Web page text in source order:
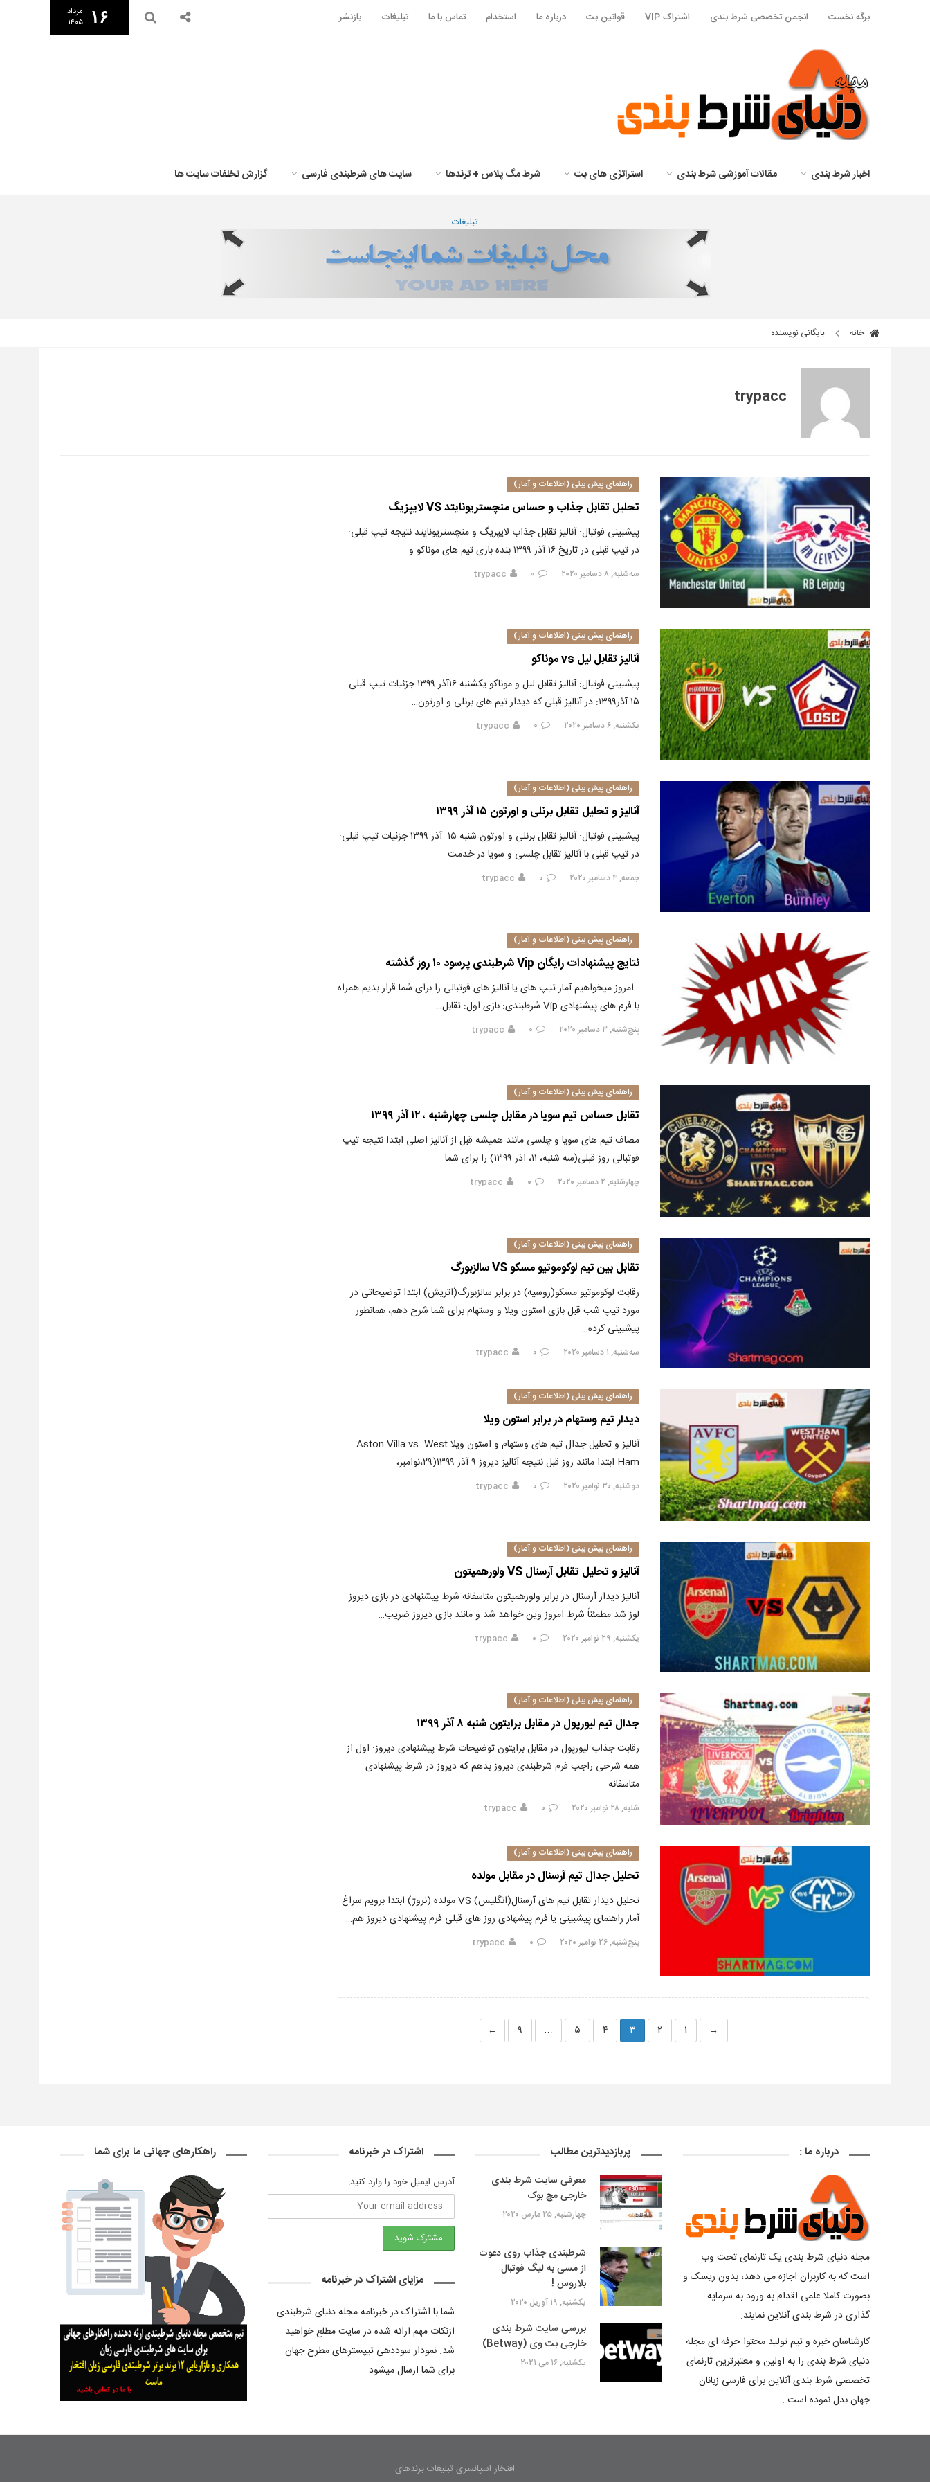
برگه نخست انجمن تخصصی شرط بندی اشتراک VIP قوانین بت درباره ما استخدام تماس با ما تبلیغات بازنشر ۱۶
مرداد
۱۴۰۵
اخبار شرط بندی مقالات آموزشی شرط بندی استراتژی های بت شرط مگ پلاس + ترندها سایت های شرطبندی فارسی گزارش تخلفات سایت ها
تبلیغات
خانه بایگانی نویسنده
trypacc
راهنمای پیش بینی (اطلاعات و آمار)
تحلیل تقابل جذاب و حساس منچستریونایتد VS لایپزیگ
پیشبینی فوتبال: آنالیز تقابل جذاب لایپزیگ و منچستریونایتد نتیجه تیپ قبلی:
در تیپ قبلی در تاریخ ۱۶ آذر ۱۳۹۹ بنده بازی تیم های موناکو و…
سه‌شنبه, ۸ دسامبر ۲۰۲۰ ۰ trypacc
راهنمای پیش بینی (اطلاعات و آمار)
آنالیز تقابل لیل vs موناکو
پیشبینی فوتبال: آنالیز تقابل لیل و موناکو یکشنبه ۱۶آذر ۱۳۹۹ جزئیات تیپ قبلی
۱۵ آذر۱۳۹۹: در آنالیز قبلی که دیدار تیم های برنلی و اورتون…
یکشنبه, ۶ دسامبر ۲۰۲۰ ۰ trypacc
راهنمای پیش بینی (اطلاعات و آمار)
آنالیز و تحلیل تقابل برنلی و اورتون ۱۵ آذر ۱۳۹۹
پیشبینی فوتبال: آنالیز تقابل برنلی و اورتون شنبه ۱۵ آذر ۱۳۹۹ جزئیات تیپ قبلی:
در تیپ قبلی با آنالیز تقابل چلسی و سویا در خدمت…
جمعه, ۴ دسامبر ۲۰۲۰ ۰ trypacc
راهنمای پیش بینی (اطلاعات و آمار)
نتایج پیشنهادات رایگان Vip شرطبندی پرسود ۱۰ روز گذشته
امروز میخواهیم آمار تیپ های یا آنالیز های فوتبالی را برای شما قرار بدیم همراه
با فرم های پیشنهادی Vip شرطبندی: بازی اول: تقابل…
پنج‌شنبه, ۳ دسامبر ۲۰۲۰ ۰ trypacc
راهنمای پیش بینی (اطلاعات و آمار)
تقابل حساس تیم سویا در مقابل چلسی چهارشنبه ، ۱۲ آذر ۱۳۹۹
مصاف تیم های سویا و چلسی مانند همیشه قبل از آنالیز اصلی ابتدا نتیجه تیپ
فوتبالی روز قبلی(سه شنبه، ۱۱، اذر ۱۳۹۹) را برای شما…
چهارشنبه, ۲ دسامبر ۲۰۲۰ ۰ trypacc
راهنمای پیش بینی (اطلاعات و آمار)
تقابل بین تیم لوکوموتیو مسکو VS سالزبورگ
رقابت لوکوموتیو مسکو(روسیه) در برابر سالزبورگ(اتریش) ابتدا توضیحاتی در
مورد تیپ شب قبل بازی استون ویلا و وستهام برای شما شرح دهم، همانطور
پیشبینی کرده…
سه‌شنبه, ۱ دسامبر ۲۰۲۰ ۰ trypacc
راهنمای پیش بینی (اطلاعات و آمار)
دیدار تیم وستهام در برابر استون ویلا
آنالیز و تحلیل جدال تیم های وستهام و استون ویلا Aston Villa vs. West
Ham ابتدا مانند روز قبل نتیجه آنالیز دیروز ۹ آذر ۱۳۹۹(۲۹،نوامبر،…
دوشنبه, ۳۰ نوامبر ۲۰۲۰ ۰ trypacc
راهنمای پیش بینی (اطلاعات و آمار)
آنالیز و تحلیل تقابل آرسنال VS ولورهمپتون
آنالیز دیدار آرسنال در برابر ولورهمپتون متاسفانه شرط پیشنهادی در بازی دیروز
لوز شد مطمئناً شرط امروز وین خواهد شد و مانند بازی دیروز ضریب…
یکشنبه, ۲۹ نوامبر ۲۰۲۰ ۰ trypacc
راهنمای پیش بینی (اطلاعات و آمار)
جدال تیم لیورپول در مقابل برایتون شنبه ۸ آذر ۱۳۹۹
رقابت جذاب لیورپول در مقابل برایتون توضیحات شرط پیشنهادی دیروز: اول از
همه شرحی راجب فرم شرطبندی دیروز بدهم که دیروز در شرط پیشنهادی
متاسفانه…
شنبه, ۲۸ نوامبر ۲۰۲۰ ۰ trypacc
راهنمای پیش بینی (اطلاعات و آمار)
تحلیل جدال تیم آرسنال در مقابل مولده
تحلیل دیدار تقابل تیم های آرسنال(انگلیس) VS مولده (نروژ) ابتدا برویم سراغ
آمار راهنمای پیشبینی یا فرم پیشهادی روز های قبلی فرم پیشنهادی دیروز هم…
پنج‌شنبه, ۲۶ نوامبر ۲۰۲۰ ۰ trypacc
→ ۱ ۲ ۳ ۴ ۵ … ۹ ←
درباره ما :
مجله دنیای شرط بندی یک تارنمای تحت وب
است که به کاربران اجازه می دهد، بدون ریسک و
بصورت کاملا علمی اقدام به ورود به سرمایه
گذاری در شرط بندی آنلاین نمایند.
کارشناسان خبره و تیم تولید محتوا حرفه ای مجله
دنیای شرط بندی را به اولین و معتبرترین تارنمای
تخصصی شرط بندی آنلاین برای فارسی زبانان
جهان بدل نموده است .
پربازدیدترین مطالب
معرفی سایت شرط بندی
خارجی مچ بوک
چهارشنبه, ۲۵ مارس ۲۰۲۰
شرطبندی جذاب روی دعوت
از مسی به لیگ فوتبال
بلاروس !
یکشنبه, ۱۹ آوریل ۲۰۲۰
بررسی سایت شرط بندی
خارجی بت وی (Betway)
یکشنبه, ۱۶ می ۲۰۲۱
اشتراک در خبرنامه
آدرس ایمیل خود را وارد کنید:
مزایای اشتراک در خبرنامه
شما با اشتراک در خبرنامه مجله دنیای شرطبندی
ازنکات مهم ارائه شده در سایت مطلع خواهید
شد. نمودار سوددهی تیپسترهای مطرح جهان
برای شما ارسال میشود.
راهکارهای جهانی ما برای شما
افتخار اسپانسری تبلیغات برندهای